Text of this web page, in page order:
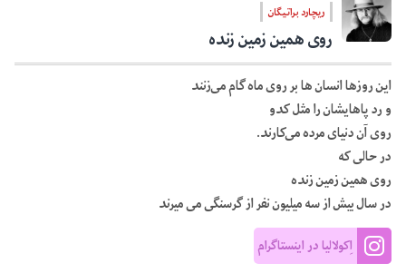
ریچارد براتیگان
روی همین زمین زنده
این روزها انسان ها بر روی ماه گام می‌زنند
و رد پاهایشان را مثل کدو
روی آن دنیای مرده می‌کارند.
در حالی که
روی همین زمین زنده
در سال بیش از سه میلیون نفر از گرسنگی می میرند
اِکولالیا در اینستاگرام